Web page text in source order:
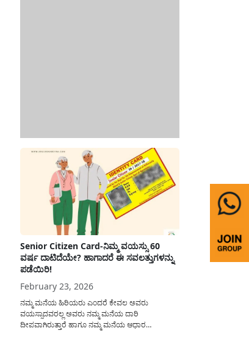
Senior Citizen Card-ನಿಮ್ಮ ವಯಸ್ಸು 60
ವರ್ಷ ದಾಟಿದೆಯೇ? ಹಾಗಾದರೆ ಈ ಸವಲತ್ತುಗಳನ್ನು
ಪಡೆಯಿರಿ!
February 23, 2026
ನಮ್ಮ ಮನೆಯ ಹಿರಿಯರು ಎಂದರೆ ಕೇವಲ ಅವರು
ವಯಸ್ಸಾದವರಲ್ಲ ಅವರು ನಮ್ಮ ಮನೆಯ ದಾರಿ
ದೀಪವಾಗಿರುತ್ತಾರೆ ಹಾಗೂ ನಮ್ಮ ಮನೆಯ ಆಧಾರ